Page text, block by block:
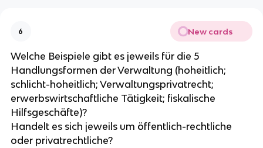
6 New cards
Welche Beispiele gibt es jeweils für die 5
Handlungsformen der Verwaltung (hoheitlich;
schlicht-hoheitlich; Verwaltungsprivatrecht;
erwerbswirtschaftliche Tätigkeit; fiskalische
Hilfsgeschäfte)?
Handelt es sich jeweils um öffentlich-rechtliche
oder privatrechtliche?